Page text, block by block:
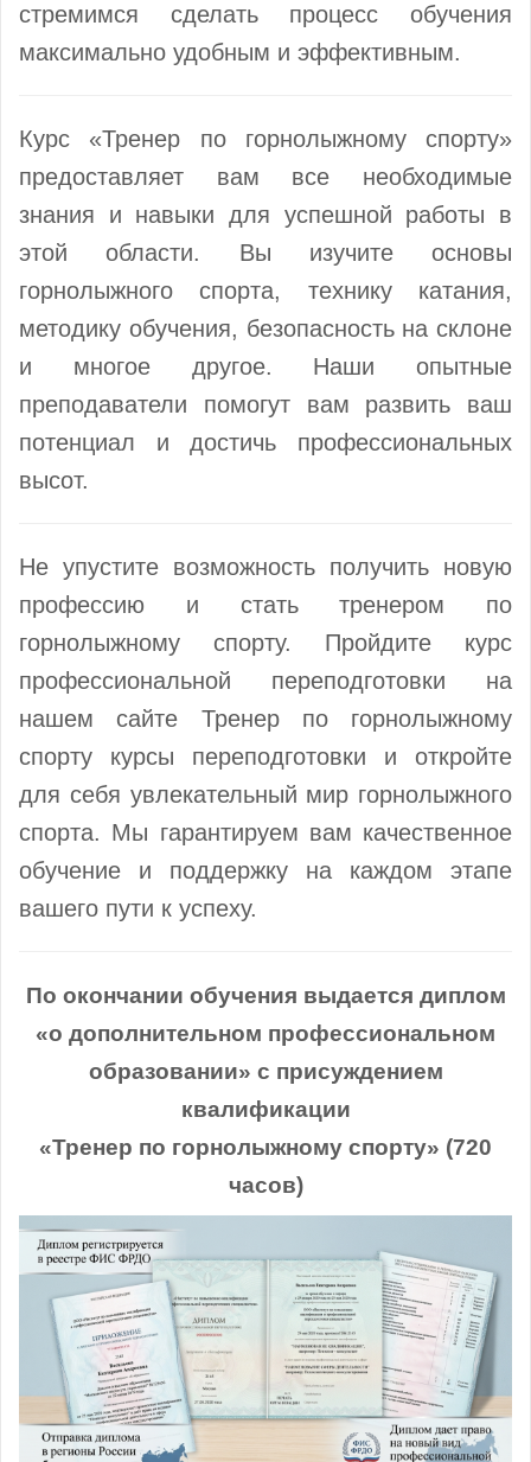
стремимся сделать процесс обучения
максимально удобным и эффективным.
Курс «Тренер по горнолыжному спорту»
предоставляет вам все необходимые
знания и навыки для успешной работы в
этой области. Вы изучите основы
горнолыжного спорта, технику катания,
методику обучения, безопасность на склоне
и многое другое. Наши опытные
преподаватели помогут вам развить ваш
потенциал и достичь профессиональных
высот.
Не упустите возможность получить новую
профессию и стать тренером по
горнолыжному спорту. Пройдите курс
профессиональной переподготовки на
нашем сайте Тренер по горнолыжному
спорту курсы переподготовки и откройте
для себя увлекательный мир горнолыжного
спорта. Мы гарантируем вам качественное
обучение и поддержку на каждом этапе
вашего пути к успеху.
По окончании обучения выдается диплом
«о дополнительном профессиональном
образовании» с присуждением
квалификации
«Тренер по горнолыжному спорту» (720
часов)